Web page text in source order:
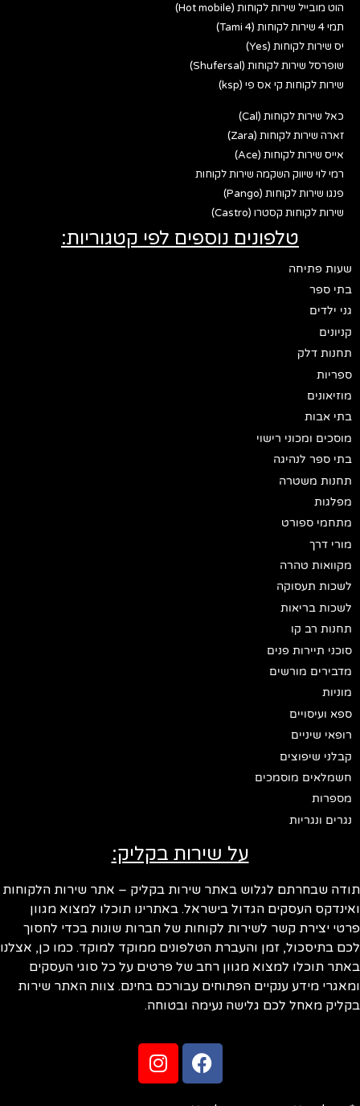
הוט מובייל שירות לקוחות (Hot mobile)
תמי 4 שירות לקוחות (Tami 4)
יס שירות לקוחות (Yes)
שופרסל שירות לקוחות (Shufersal)
שירות לקוחות קי אס פי (ksp)
כאל שירות לקוחות (Cal)
זארה שירות לקוחות (Zara)
אייס שירות לקוחות (Ace)
רמי לוי שיווק השקמה שירות לקוחות
פנגו שירות לקוחות (Pango)
שירות לקוחות קסטרו (Castro)
טלפונים נוספים לפי קטגוריות:
שעות פתיחה
בתי ספר
גני ילדים
קניונים
תחנות דלק
ספריות
מוזיאונים
בתי אבות
מוסכים ומכוני רישוי
בתי ספר לנהיגה
תחנות משטרה
מפלגות
מתחמי ספורט
מורי דרך
מקוואות טהרה
לשכות תעסוקה
לשכות בריאות
תחנות רב קו
סוכני תיירות פנים
מדבירים מורשים
מוניות
ספא ועיסויים
רופאי שיניים
קבלני שיפוצים
חשמלאים מוסמכים
מספרות
נגרים ונגריות
על שירות בקליק:
שבחרתם לגלוש באתר שירות בקליק – אתר שירות הלקוחות
העסקים הגדול בישראל. באתרינו תוכלו למצוא מגוון
יצירת קשר לשירות לקוחות של חברות שונות בכדי לחסוך
בתיסכול, זמן והעברת הטלפונים ממוקד למוקד. כמו כן, אצלנו
תוכלו למצוא מגוון רחב של פרטים על כל סוגי העסקים
מידע ענקיים הפתוחים עבורכם בחינם. צוות האתר שירות
מאחל לכם גלישה נעימה ובטוחה.